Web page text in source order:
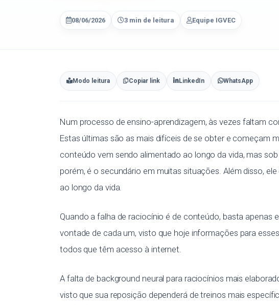
08/06/2026 3 min de leitura Equipe IGVEC
Modo leitura Copiar link LinkedIn WhatsApp
Num processo de ensino-aprendizagem, às vezes faltam
Estas últimas são as mais difíceis de se obter e começam
conteúdo vem sendo alimentado ao longo da vida, mas
porém, é o secundário em muitas situações. Além disso,
ao longo da vida.
Quando a falha de raciocínio é de conteúdo, basta apenas
vontade de cada um, visto que hoje informações para
todos que têm acesso à internet.
A falta de background neural para raciocínios mais
visto que sua reposição dependerá de treinos mais